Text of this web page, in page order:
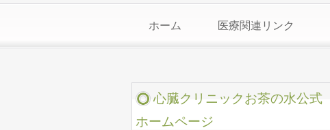
ホーム 医療関連リンク
心臓クリニックお茶の水公式
ホームページ